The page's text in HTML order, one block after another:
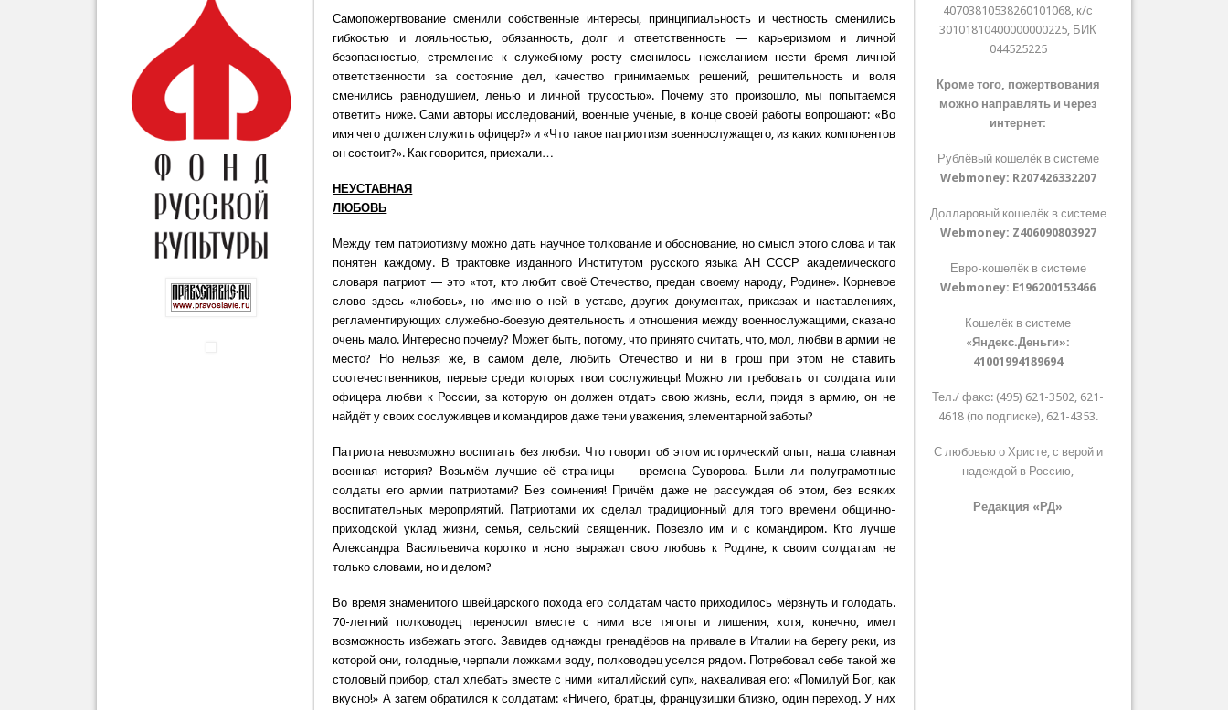
Самопожертвование сменили собственные интересы, принципиальность и честность сменились
гибкостью и лояльностью, обязанность, долг и ответственность — карьеризмом и личной
безопасностью, стремление к служебному росту сменилось нежеланием нести бремя личной
ответственности за состояние дел, качество принимаемых решений, решительность и воля
сменились равнодушием, ленью и личной трусостью». Почему это произошло, мы попытаемся
ответить ниже. Сами авторы исследований, военные учёные, в конце своей работы вопрошают: «Во
имя чего должен служить офицер?» и «Что такое патриотизм военнослужащего, из каких компонентов
он состоит?». Как говорится, приехали…
НЕУСТАВНАЯ
ЛЮБОВЬ
Между тем патриотизму можно дать научное толкование и обоснование, но смысл этого слова и так
понятен каждому. В трактовке изданного Институтом русского языка АН СССР академического
словаря патриот — это «тот, кто любит своё Отечество, предан своему народу, Родине». Корневое
слово здесь «любовь», но именно о ней в уставе, других документах, приказах и наставлениях,
регламентирующих служебно-боевую деятельность и отношения между военнослужащими, сказано
очень мало. Интересно почему? Может быть, потому, что принято считать, что, мол, любви в армии не
место? Но нельзя же, в самом деле, любить Отечество и ни в грош при этом не ставить
соотечественников, первые среди которых твои сослуживцы! Можно ли требовать от солдата или
офицера любви к России, за которую он должен отдать свою жизнь, если, придя в армию, он не
найдёт у своих сослуживцев и командиров даже тени уважения, элементарной заботы?
Патриота невозможно воспитать без любви. Что говорит об этом исторический опыт, наша славная
военная история? Возьмём лучшие её страницы — времена Суворова. Были ли полуграмотные
солдаты его армии патриотами? Без сомнения! Причём даже не рассуждая об этом, без всяких
воспитательных мероприятий. Патриотами их сделал традиционный для того времени общинно-
приходской уклад жизни, семья, сельский священник. Повезло им и с командиром. Кто лучше
Александра Васильевича коротко и ясно выражал свою любовь к Родине, к своим солдатам не
только словами, но и делом?
Во время знаменитого швейцарского похода его солдатам часто приходилось мёрзнуть и голодать.
70-летний полководец переносил вместе с ними все тяготы и лишения, хотя, конечно, имел
возможность избежать этого. Завидев однажды гренадёров на привале в Италии на берегу реки, из
которой они, голодные, черпали ложками воду, полководец уселся рядом. Потребовал себе такой же
столовый прибор, стал хлебать вместе с ними «италийский суп», нахваливая его: «Помилуй Бог, как
вкусно!» А затем обратился к солдатам: «Ничего, братцы, французишки близко, один переход. У них
40703810538260101068, к/с
30101810400000000225, БИК
044525225
Кроме того, пожертвования
можно направлять и через
интернет:
Рублёвый кошелёк в системе
Webmoney: R207426332207
Долларовый кошелёк в системе
Webmoney: Z406090803927
Евро-кошелёк в системе
Webmoney: E196200153466
Кошелёк в системе
«Яндекс.Деньги»:
41001994189694
Тел./ факс: (495) 621-3502, 621-
4618 (по подписке), 621-4353.
С любовью о Христе, с верой и
надеждой в Россию,
Редакция «РД»